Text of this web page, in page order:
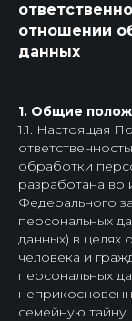
отношении
данных
1. Общие
1.1. Настоящая
обработки
разработана во
Федерального
персональных
данных) в целях
человека и
персональных
семейную тайну.